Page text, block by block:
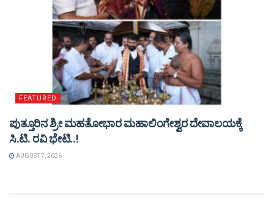
FEATURED
ಪುತ್ತೂರಿನ ಶ್ರೀ ಮಹತೋಭಾರ ಮಹಾಲಿಂಗೇಶ್ವರ ದೇವಾಲಯಕ್ಕೆ
ಸಿ.ಟಿ. ರವಿ ಭೇಟಿ..!
AUGUST 7, 2026